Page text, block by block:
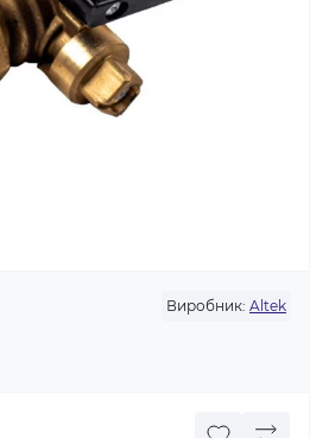
Виробник: Altek